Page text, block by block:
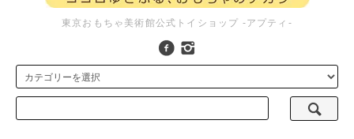
東京おもちゃ美術館公式トイショップ -アプティ-